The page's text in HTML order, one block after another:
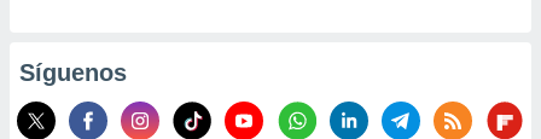
Síguenos